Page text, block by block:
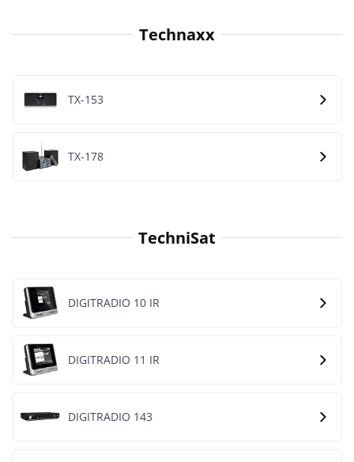
Technaxx
TX-153
TX-178
TechniSat
DIGITRADIO 10 IR
DIGITRADIO 11 IR
DIGITRADIO 143